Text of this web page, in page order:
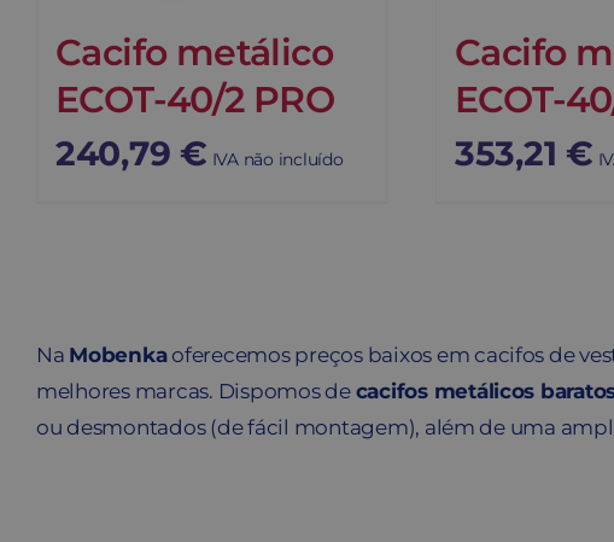
Cacifo metálico
ECOT-40/2 PRO
240,79 € IVA não incluído
Cacifo
ECOT-
353,21 €
Na Mobenkaoferecemos preços baixos em cacifos de
melhores marcas. Dispomos de cacifos metálicos
ou desmontados (de fácil montagem), além de uma